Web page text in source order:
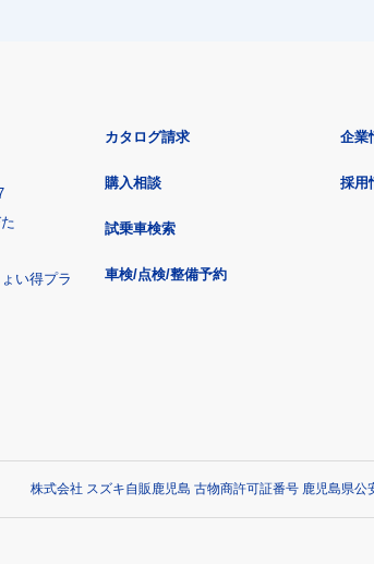
い得プラ
カタログ請求
購入相談
試乗車検索
車検/点検/整備予約
企業
採用
株式会社 スズキ自販鹿児島 古物商許可証番号 鹿児島県